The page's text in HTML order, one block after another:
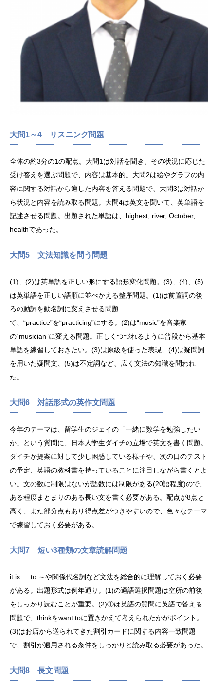
大問1～4 リスニング問題
全体の約3分の1の配点。大問1は対話を聞き、その状況に応じた
受け答えを選ぶ問題で、内容は基本的。大問2は絵やグラフの内
容に関する対話から適した内容を答える問題で、大問3は対話か
ら状況と内容を読み取る問題。大問4は英文を聞いて、英単語を
記述させる問題。出題された単語は、highest, river, October,
healthであった。
大問5 文法知識を問う問題
(1)、(2)は英単語を正しい形にする語形変化問題。(3)、(4)、(5)
は英単語を正しい語順に並べかえる整序問題。(1)は前置詞の後
ろの動詞を動名詞に変えさせる問題
で、“practice”を“practicing”にする。(2)は“music”を音楽家
の“musician”に変える問題。正しくつづれるように普段から基本
単語を練習しておきたい。(3)は原級を使った表現、(4)は疑問詞
を用いた疑問文、(5)は不定詞など、広く文法の知識を問われ
た。
大問6 対話形式の英作文問題
今年のテーマは、留学生のジェイの「一緒に数学を勉強したい
か」という質問に、日本人学生ダイチの立場で英文を書く問題。
ダイチが提案に対して少し困惑している様子や、次の日のテスト
の予定、英語の教科書を持っていることに注目しながら書くとよ
い。文の数に制限はないが語数には制限がある(20語程度)ので、
ある程度まとまりのある長い文を書く必要がある。配点が8点と
高く、また部分点もあり得点差がつきやすいので、色々なテーマ
で練習しておく必要がある。
大問7 短い3種類の文章読解問題
it is … to ～や関係代名詞など文法を総合的に理解しておく必要
がある。出題形式は例年通り。(1)の適語選択問題は空所の前後
をしっかり読むことが重要。(2)①は英語の質問に英語で答える
問題で、thinkをwant toに置きかえて考えられたかがポイント。
(3)はお店から送られてきた割引カードに関する内容一致問題
で、割引が適用される条件をしっかりと読み取る必要があった。
大問8 長文問題